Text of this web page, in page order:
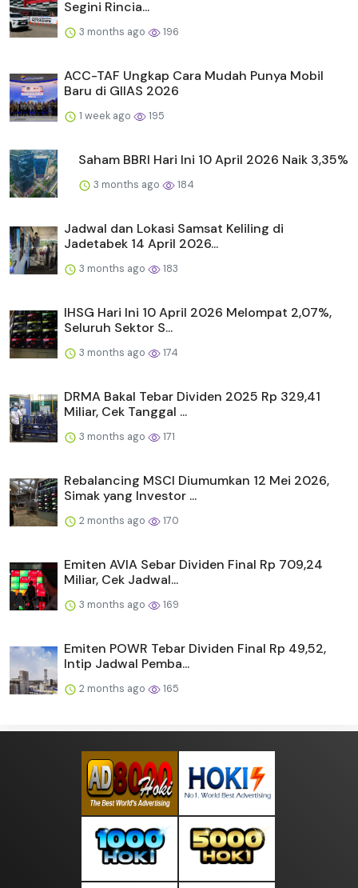
Segini Rincia...
3 months ago 196
ACC-TAF Ungkap Cara Mudah Punya Mobil
Baru di GIIAS 2026
1 week ago 195
Saham BBRI Hari Ini 10 April 2026 Naik 3,35%
3 months ago 184
Jadwal dan Lokasi Samsat Keliling di
Jadetabek 14 April 2026...
3 months ago 183
IHSG Hari Ini 10 April 2026 Melompat 2,07%,
Seluruh Sektor S...
3 months ago 174
DRMA Bakal Tebar Dividen 2025 Rp 329,41
Miliar, Cek Tanggal ...
3 months ago 171
Rebalancing MSCI Diumumkan 12 Mei 2026,
Simak yang Investor ...
2 months ago 170
Emiten AVIA Sebar Dividen Final Rp 709,24
Miliar, Cek Jadwal...
3 months ago 169
Emiten POWR Tebar Dividen Final Rp 49,52,
Intip Jadwal Pemba...
2 months ago 165